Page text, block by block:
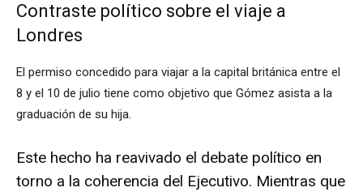
Contraste político sobre el viaje a
Londres
El permiso concedido para viajar a la capital británica entre el
8 y el 10 de julio tiene como objetivo que Gómez asista a la
graduación de su hija.
Este hecho ha reavivado el debate político en
torno a la coherencia del Ejecutivo. Mientras que